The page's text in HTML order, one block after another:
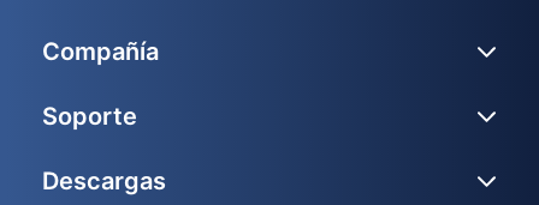
Compañía
Soporte
Descargas